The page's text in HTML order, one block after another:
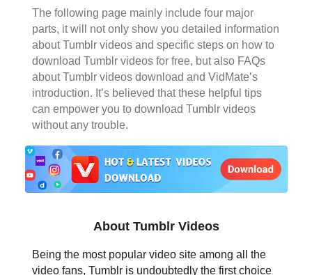
Instagram Downloader
YT to MP3
Español
Italiano
Português
Türkçe
বাংলা
The following page mainly include four major
parts, it will not only show you detailed information
about Tumblr videos and specific steps on how to
download Tumblr videos for free, but also FAQs
about Tumblr videos download and VidMate’s
introduction. It’s believed that these helpful tips
can empower you to download Tumblr videos
without any trouble.
About Tumblr Videos
Being the most popular video site among all the
video fans, Tumblr is undoubtedly the first choice